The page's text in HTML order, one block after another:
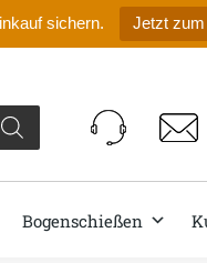
sichern. Jetzt
Bogenschießen